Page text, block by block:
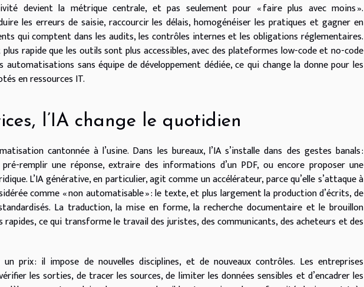
devient la métrique centrale, et pas seulement pour « faire plus avec moins ».
les erreurs de saisie, raccourcir les délais, homogénéiser les pratiques et gagner en
qui comptent dans les audits, les contrôles internes et les obligations réglementaires.
rapide que les outils sont plus accessibles, avec des plateformes low-code et no-code
sans équipe de développement dédiée, ce qui change la donne pour les
en ressources IT.
l’IA change le quotidien
cantonnée à l’usine. Dans les bureaux, l’IA s’installe dans des gestes banals :
remplir une réponse, extraire des informations d’un PDF, ou encore proposer une
L’IA générative, en particulier, agit comme un accélérateur, parce qu’elle s’attaque à
comme « non automatisable » : le texte, et plus largement la production d’écrits, de
La traduction, la mise en forme, la recherche documentaire et le brouillon
rapides, ce qui transforme le travail des juristes, des communicants, des acheteurs et des
prix : il impose de nouvelles disciplines, et de nouveaux contrôles. Les entreprises
les sorties, de tracer les sources, de limiter les données sensibles et d’encadrer les